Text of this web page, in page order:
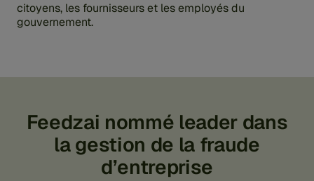
citoyens, les fournisseurs et les employés du
gouvernement.
Feedzai nommé leader dans
la gestion de la fraude
d’entreprise